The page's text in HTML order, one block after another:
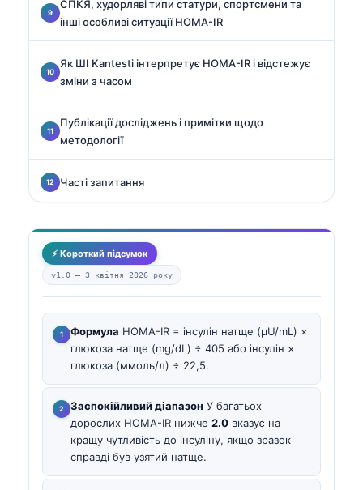
СПКЯ, худорляві типи статури, спортсмени та
інші особливі ситуації HOMA-IR
Як ШІ Kantesti інтерпретує HOMA-IR і відстежує
зміни з часом
Публікації досліджень і примітки щодо
методології
Часті запитання
⚡ Короткий підсумок
v1.0 — 3 квітня 2026 року
Формула HOMA-IR = інсулін натще (µU/mL) ×
глюкоза натще (mg/dL) ÷ 405 або інсулін ×
глюкоза (ммоль/л) ÷ 22,5.
Заспокійливий діапазон У багатьох
дорослих HOMA-IR нижче 2.0 вказує на
кращу чутливість до інсуліну, якщо зразок
справді був узятий натще.